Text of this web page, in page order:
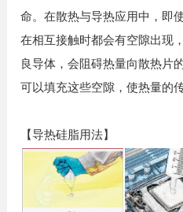
命。在散热与导热应用中，即
在相互接触时都会有空隙出现
良导体，会阻碍热量向散热片
可以填充这些空隙，使热量的
【导热硅脂用法】